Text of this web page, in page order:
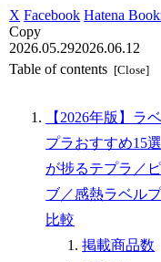
X Facebook Hatena
Copy
2026.05.292026.06.12
Table of contents
【2026年版】ラ
プラおすすめ15
が捗るテプラ／
ブ／感熱ラベル
比較
掲載商品数